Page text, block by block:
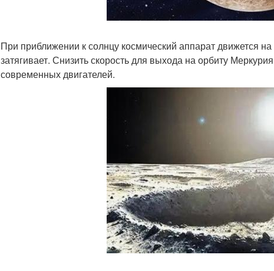
При приближении к солнцу космический аппарат движется
затягивает. Снизить скорость для выхода на орбиту
современных двигателей.